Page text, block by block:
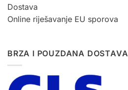
Dostava
Online riješavanje EU sporova
BRZA I POUZDANA DOSTAVA